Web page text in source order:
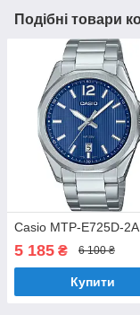
Подібні товари
Casio MTP-E725D-2A
5 185 ₴ 6 100 ₴
Купити